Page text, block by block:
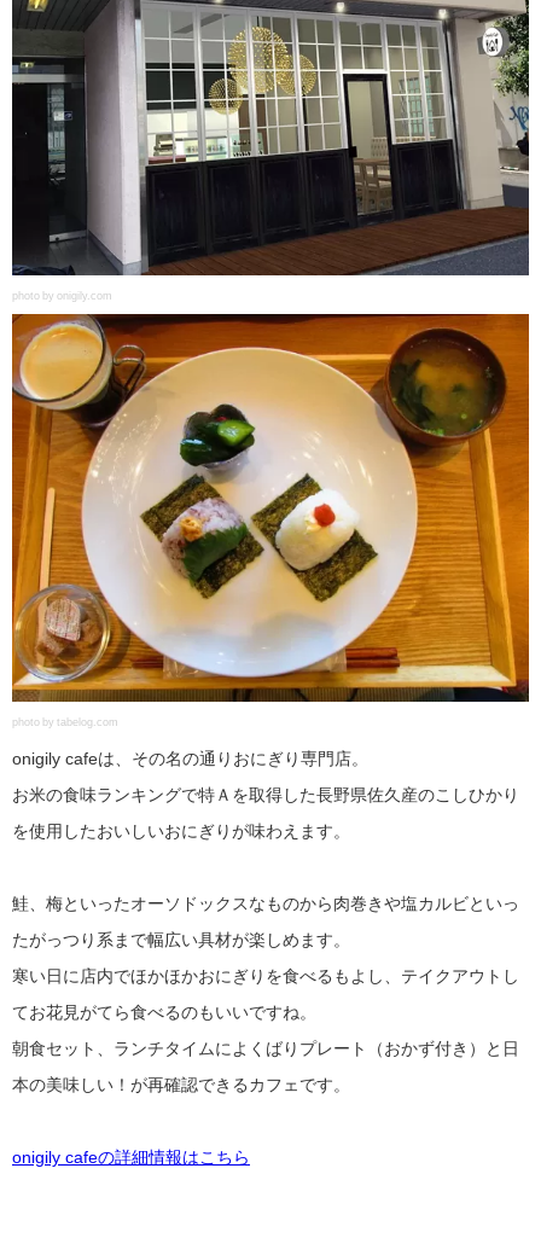
photo by onigily.com
photo by tabelog.com
onigily cafeは、その名の通りおにぎり専門店。
お米の食味ランキングで特Ａを取得した長野県佐久産のこしひかり
を使用したおいしいおにぎりが味わえます。
鮭、梅といったオーソドックスなものから肉巻きや塩カルビといっ
たがっつり系まで幅広い具材が楽しめます。
寒い日に店内でほかほかおにぎりを食べるもよし、テイクアウトし
てお花見がてら食べるのもいいですね。
朝食セット、ランチタイムによくばりプレート（おかず付き）と日
本の美味しい！が再確認できるカフェです。
onigily cafeの詳細情報はこちら